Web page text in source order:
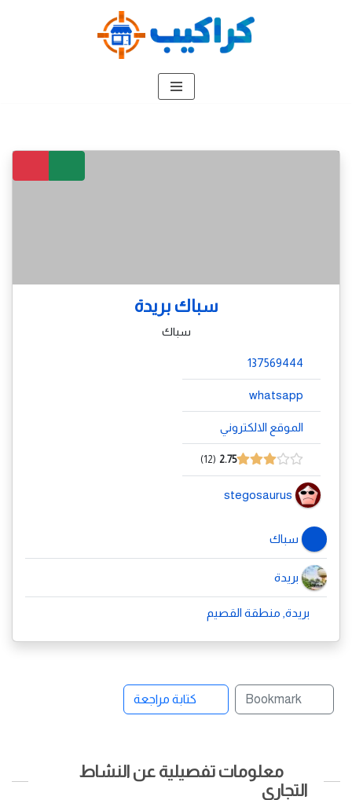
سباك بريدة
سباك
137569444
whatsapp
الموقع الالكتروني
2.75
12
stegosaurus
سباك
بريدة
بريدة, منطقة القصيم
Bookmark كتابة مراجعة
معلومات تفصيلية عن النشاط
التجاري